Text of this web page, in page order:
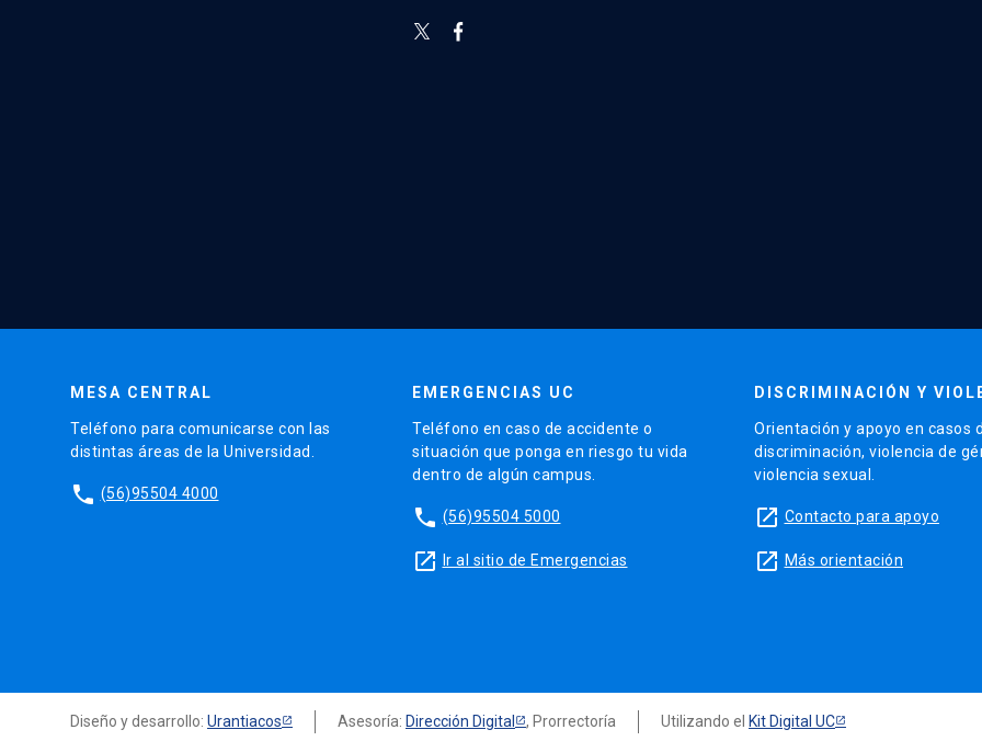
MESA CENTRAL
Teléfono para comunicarse con las
distintas áreas de la Universidad.
phone (56)95504 4000
EMERGENCIAS UC
Teléfono en caso de accidente o
situación que ponga en riesgo tu vida
dentro de algún campus.
phone (56)95504 5000
launch Ir al sitio de Emergencias
DISCRIMINACIÓN Y
Orientación y apoyo en casos
discriminación, violencia de
violencia sexual.
launch Contacto para apoyo
launch Más orientación
Diseño y desarrollo: Urantiacos Asesoría: Dirección Digital , Prorrectoría Utilizando el Kit Digital UC